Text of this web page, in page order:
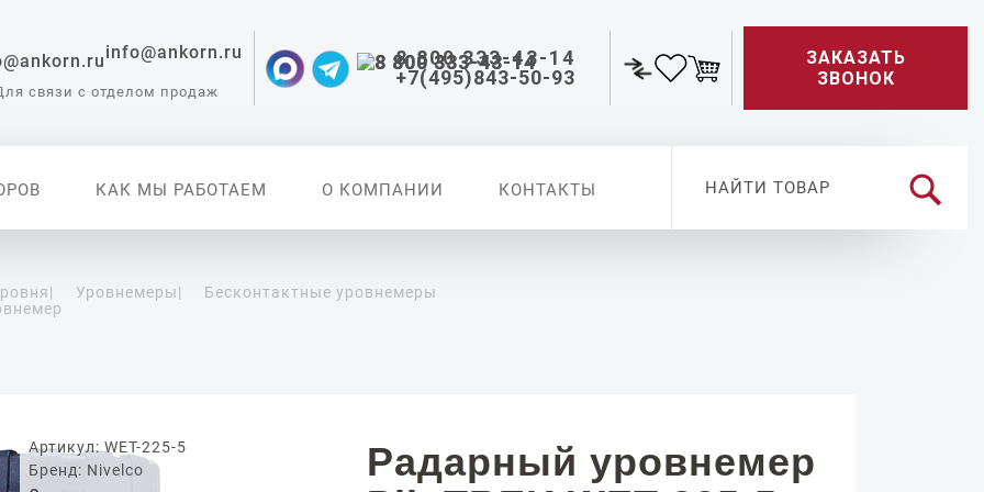
info@ankorn.ru
связи с отделом продаж
8 800 333-43-14
+7(495)843-50-93
ЗАКАЗАТЬ
ЗВОНОК
КАК МЫ РАБОТАЕМ О КОМПАНИИ КОНТАКТЫ
для
| Уровнемеры|
Бесконтактные уровнемеры
Артикул: WET-225-5
Бренд: Nivelco
Радарный уровнемер